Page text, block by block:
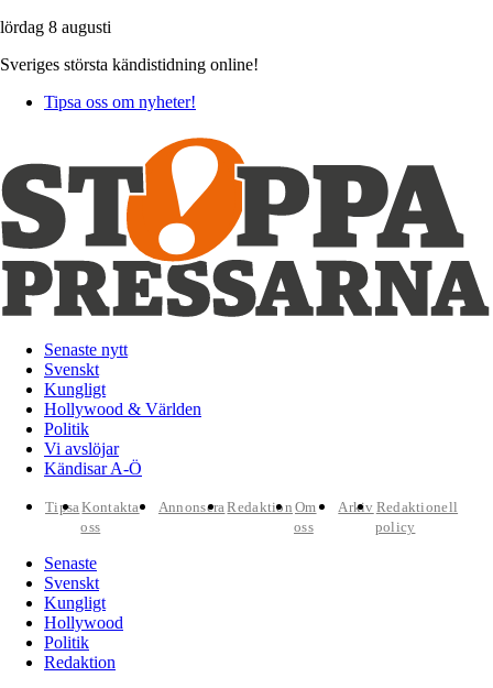
lördag 8 augusti
Sveriges största kändistidning online!
Tipsa oss om nyheter!
Senaste nytt
Svenskt
Kungligt
Hollywood & Världen
Politik
Vi avslöjar
Kändisar A-Ö
TipsaKontakta
oss
AnnonseraRedaktion Om
oss
Arkiv Redaktionell
policy
Senaste
Svenskt
Kungligt
Hollywood
Politik
Redaktion